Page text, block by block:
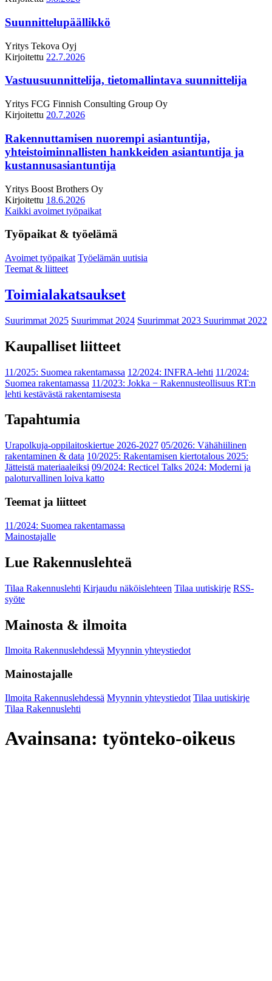
Suunnittelupäällikkö
Yritys Tekova Oyj
Kirjoitettu 22.7.2026
Vastuusuunnittelija, tietomallintava suunnittelija
Yritys FCG Finnish Consulting Group Oy
Kirjoitettu 20.7.2026
Rakennuttamisen nuorempi asiantuntija,
yhteistoiminnallisten hankkeiden asiantuntija ja
kustannusasiantuntija
Yritys Boost Brothers Oy
Kirjoitettu 18.6.2026
Kaikki avoimet työpaikat
Työpaikat & työelämä
Avoimet työpaikat Työelämän uutisia
Teemat & liitteet
Toimialakatsaukset
Suurimmat 2025 Suurimmat 2024 Suurimmat 2023 Suurimmat 2022
Kaupalliset liitteet
11/2025: Suomea rakentamassa 12/2024: INFRA-lehti 11/2024:
Suomea rakentamassa 11/2023: Jokka − Rakennusteollisuus RT:n
lehti kestävästä rakentamisesta
Tapahtumia
Urapolkuja-oppilaitoskiertue 2026-2027 05/2026: Vähähiilinen
rakentaminen & data 10/2025: Rakentamisen kiertotalous 2025:
Jätteistä materiaaleiksi 09/2024: Recticel Talks 2024: Moderni ja
paloturvallinen loiva katto
Teemat ja liitteet
11/2024: Suomea rakentamassa
Mainostajalle
Lue Rakennuslehteä
Tilaa Rakennuslehti Kirjaudu näköislehteen Tilaa uutiskirje RSS-
syöte
Mainosta & ilmoita
Ilmoita Rakennuslehdessä Myynnin yhteystiedot
Mainostajalle
Ilmoita Rakennuslehdessä Myynnin yhteystiedot Tilaa uutiskirje
Tilaa Rakennuslehti
Avainsana: työnteko-oikeus